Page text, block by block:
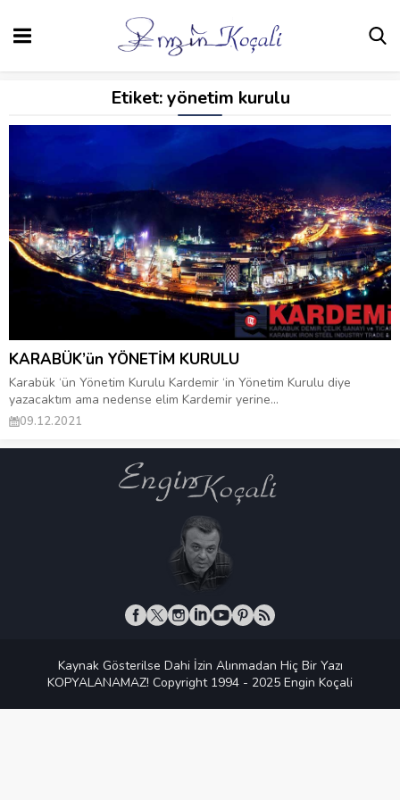
Etiket:yönetim kurulu
KARABÜK’ün YÖNETİM KURULU
Karabük ‘ün Yönetim Kurulu Kardemir ‘in Yönetim Kurulu diye
yazacaktım ama nedense elim Kardemir yerine...
09.12.2021
Kaynak Gösterilse Dahi İzin Alınmadan Hiç Bir Yazı
KOPYALANAMAZ! Copyright 1994 - 2025 Engin Koçali